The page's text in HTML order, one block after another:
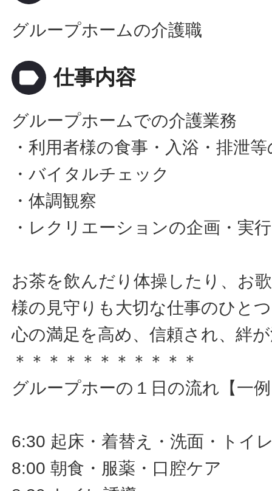
グループホームの介護職
label 仕事内容
グループホームでの介護業務
・利用者様の食事・入浴・排泄
・バイタルチェック
・体調観察
・レクリエーションの企画・実
お茶を飲んだり体操したり、お
様の見守りも大切な仕事のひと
心の満足を高め、信頼され、絆
＊＊＊＊＊＊＊＊＊＊＊
グループホーの１日の流れ【一
6:30 起床・着替え・洗面・トイ
8:00 朝食・服薬・口腔ケア